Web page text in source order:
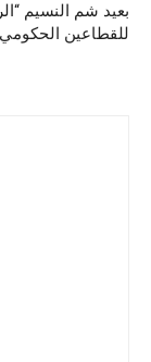
بعيد شم النسيم
للقطاعين